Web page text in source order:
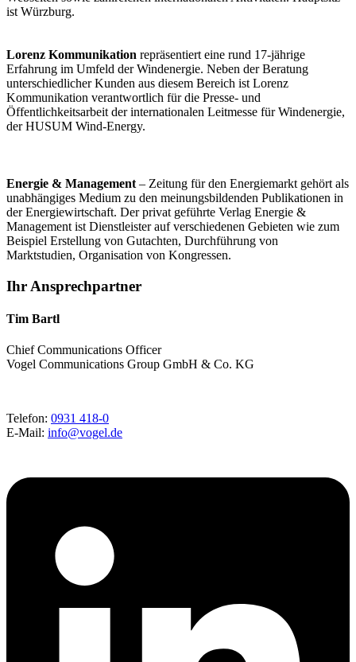
ist Würzburg.
Lorenz Kommunikation repräsentiert eine rund 17-jährige
Erfahrung im Umfeld der Windenergie. Neben der Beratung
unterschiedlicher Kunden aus diesem Bereich ist Lorenz
Kommunikation verantwortlich für die Presse- und
Öffentlichkeitsarbeit der internationalen Leitmesse für Windenergie,
der HUSUM Wind-Energy.
Energie & Management – Zeitung für den Energiemarkt gehört als
unabhängiges Medium zu den meinungsbildenden Publikationen in
der Energiewirtschaft. Der privat geführte Verlag Energie &
Management ist Dienstleister auf verschiedenen Gebieten wie zum
Beispiel Erstellung von Gutachten, Durchführung von
Marktstudien, Organisation von Kongressen.
Ihr Ansprechpartner
Tim Bartl
Chief Communications Officer
Vogel Communications Group GmbH & Co. KG
Telefon: 0931 418-0
E-Mail: info@vogel.de